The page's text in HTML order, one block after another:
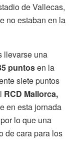
de Vallecas,
no estaban en la
llevarse una
puntosen la
siete puntos
RCD Mallorca,
en esta jornada
lo que una
de cara para los